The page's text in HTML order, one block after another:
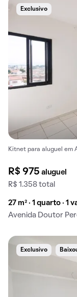
Exclusivo
Kitnet para aluguel em
R$ 975aluguel
R$ 1.358 total
27 m² · 1 quarto · 1
Avenida Doutor
Exclusivo